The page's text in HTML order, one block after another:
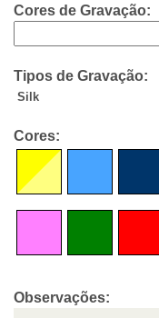
Cores de Gravação:
Tipos de Gravação:
Silk
Cores:
Observações: